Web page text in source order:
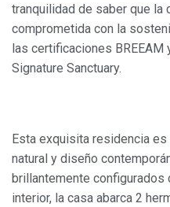
tranquilidad de saber que la
comprometida con la
las certificaciones BREEAM
Signature Sanctuary.
Esta exquisita residencia
natural y diseño
brillantemente configurados
interior, la casa abarca 2
Técnicas y funcionales
Este sitio web utiliza
información con la finalidad
deberá tener en cuenta
dificultades de navegación
Analíticas y